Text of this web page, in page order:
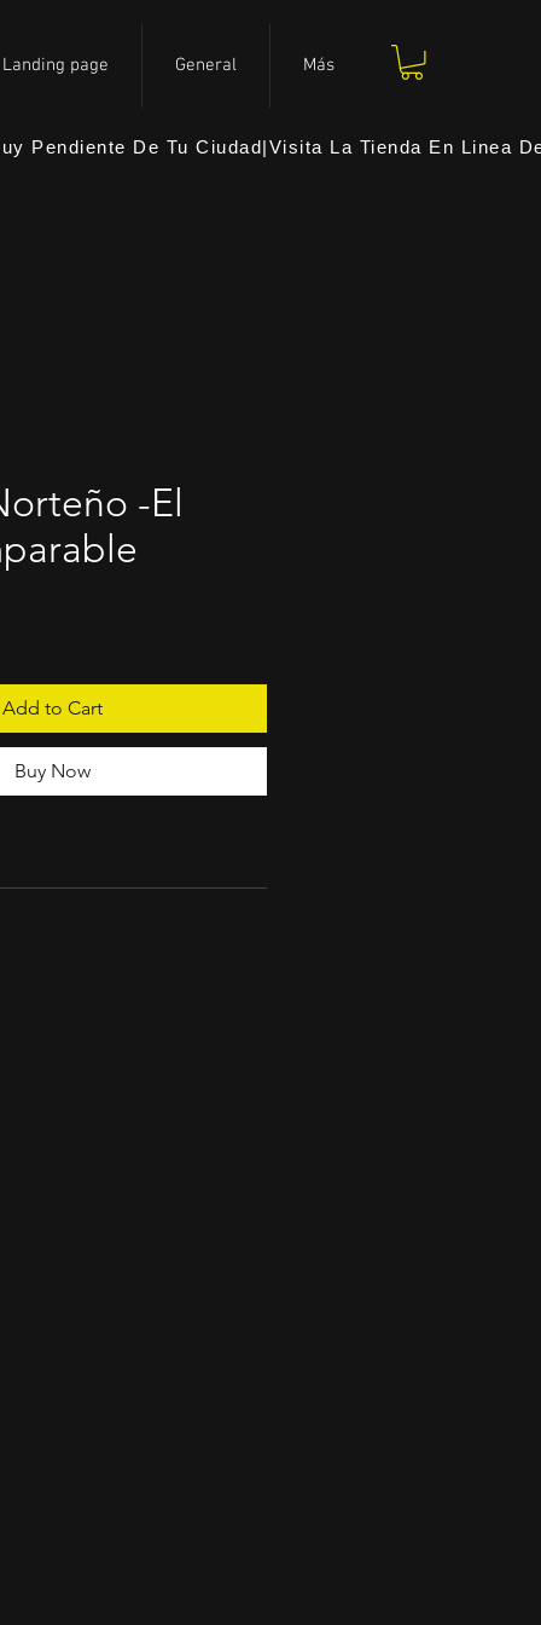
Landing page General Más
Pendiente De Tu Ciudad|Visita La Tienda En Linea
-El
Add to Cart
Buy Now